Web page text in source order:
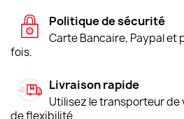
Politique de sécurité
Carte Bancaire, Paypal et
fois.
Livraison rapide
Utilisez le transporteur de
de flexibilité.